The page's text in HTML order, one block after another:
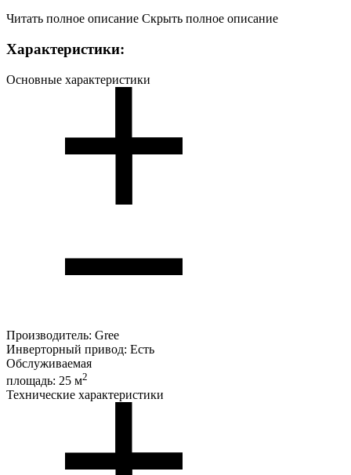
Читать полное описание Скрыть полное описание
Характеристики:
Основные характеристики
Производитель: Gree
Инверторный привод: Есть
Обслуживаемая
площадь: 25 м2
Технические характеристики